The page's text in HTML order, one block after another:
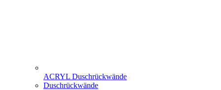
ACRYL Duschrückwände
Duschrückwände